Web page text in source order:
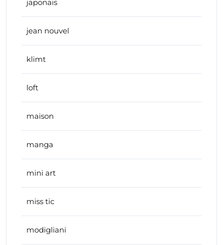
japonais
jean nouvel
klimt
loft
maison
manga
mini art
miss tic
modigliani